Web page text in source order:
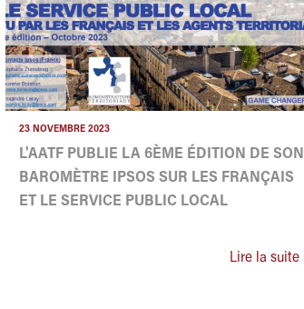
23 NOVEMBRE 2023
L'AATF PUBLIE LA 6ÈME ÉDITION DE SON
BAROMÈTRE IPSOS SUR LES FRANÇAIS
ET LE SERVICE PUBLIC LOCAL
Lire la suite